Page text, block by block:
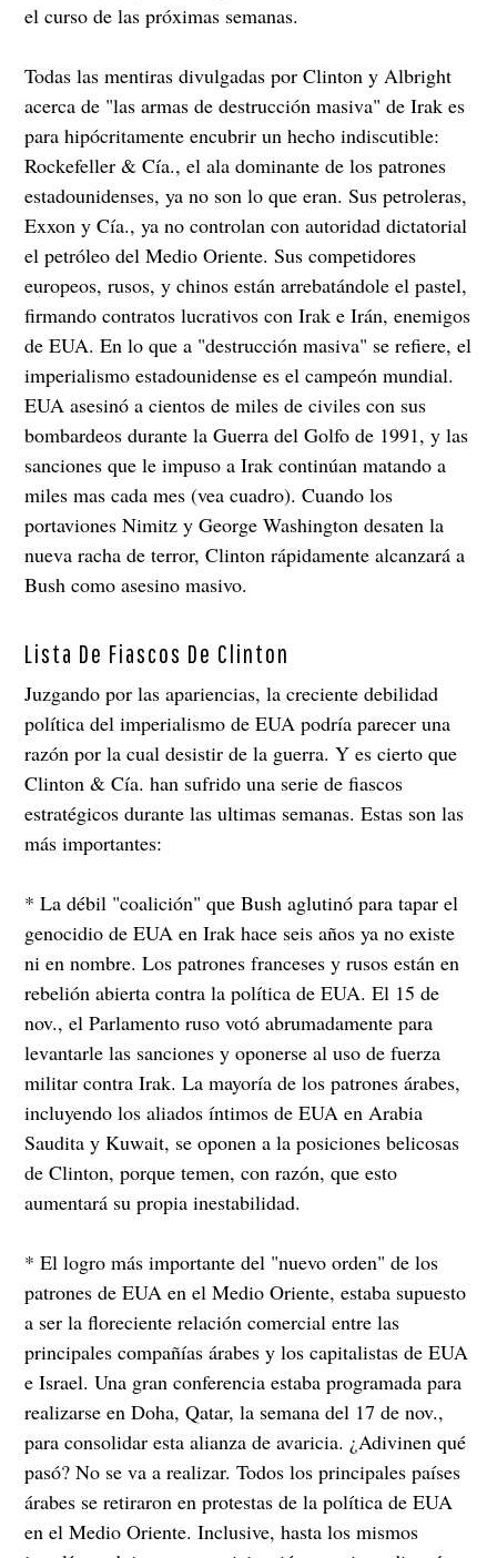
el curso de las próximas semanas.
Todas las mentiras divulgadas por Clinton y Albright
acerca de "las armas de destrucción masiva" de Irak es
para hipócritamente encubrir un hecho indiscutible:
Rockefeller & Cía., el ala dominante de los patrones
estadounidenses, ya no son lo que eran. Sus petroleras,
Exxon y Cía., ya no controlan con autoridad dictatorial
el petróleo del Medio Oriente. Sus competidores
europeos, rusos, y chinos están arrebatándole el pastel,
firmando contratos lucrativos con Irak e Irán, enemigos
de EUA. En lo que a "destrucción masiva" se refiere, el
imperialismo estadounidense es el campeón mundial.
EUA asesinó a cientos de miles de civiles con sus
bombardeos durante la Guerra del Golfo de 1991, y las
sanciones que le impuso a Irak continúan matando a
miles mas cada mes (vea cuadro). Cuando los
portaviones Nimitz y George Washington desaten la
nueva racha de terror, Clinton rápidamente alcanzará a
Bush como asesino masivo.
Lista De Fiascos De Clinton
Juzgando por las apariencias, la creciente debilidad
política del imperialismo de EUA podría parecer una
razón por la cual desistir de la guerra. Y es cierto que
Clinton & Cía. han sufrido una serie de fiascos
estratégicos durante las ultimas semanas. Estas son las
más importantes:
* La débil "coalición" que Bush aglutinó para tapar el
genocidio de EUA en Irak hace seis años ya no existe
ni en nombre. Los patrones franceses y rusos están en
rebelión abierta contra la política de EUA. El 15 de
nov., el Parlamento ruso votó abrumadamente para
levantarle las sanciones y oponerse al uso de fuerza
militar contra Irak. La mayoría de los patrones árabes,
incluyendo los aliados íntimos de EUA en Arabia
Saudita y Kuwait, se oponen a la posiciones belicosas
de Clinton, porque temen, con razón, que esto
aumentará su propia inestabilidad.
* El logro más importante del "nuevo orden" de los
patrones de EUA en el Medio Oriente, estaba supuesto
a ser la floreciente relación comercial entre las
principales compañías árabes y los capitalistas de EUA
e Israel. Una gran conferencia estaba programada para
realizarse en Doha, Qatar, la semana del 17 de nov.,
para consolidar esta alianza de avaricia. ¿Adivinen qué
pasó? No se va a realizar. Todos los principales países
árabes se retiraron en protestas de la política de EUA
en el Medio Oriente. Inclusive, hasta los mismos